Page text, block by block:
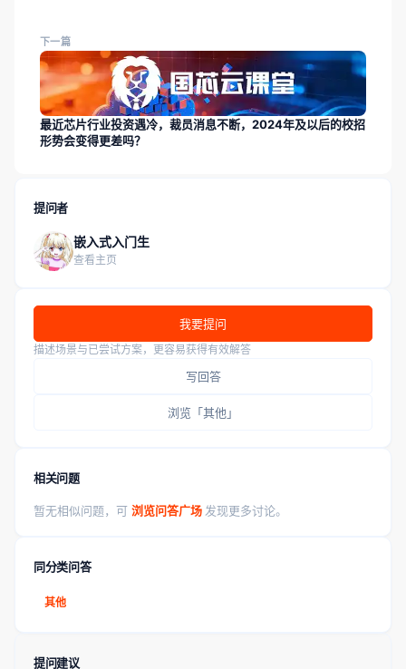
下一篇
最近芯片行业投资遇冷，裁员消息不断，2024年及以后的校招
形势会变得更差吗？
提问者
嵌入式入门生
查看主页
我要提问
描述场景与已尝试方案，更容易获得有效解答
写回答
浏览「其他」
相关问题
暂无相似问题，可 浏览问答广场 发现更多讨论。
同分类问答
其他
提问建议